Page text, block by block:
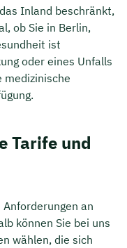
Inland beschränkt,
ob Sie in Berlin,
ist
oder eines Unfalls
Tarife und
an
können Sie bei uns
wählen, die sich